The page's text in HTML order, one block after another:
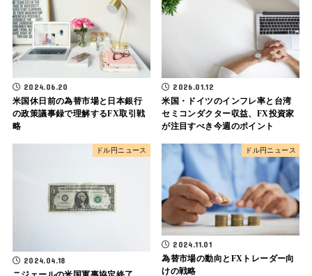
2024.06.20
米国休日前の為替市場と日本銀行
の政策議事録で理解するFX取引戦
略
2026.01.12
米国・ドイツのインフレ率と台湾
セミコンダクター収益、FX投資家
が注目すべき今週のポイント
ドル円ニュース
2024.04.18
ドル円ニュース
2024.11.01
為替市場の動向とFXトレーダー向
けの戦略